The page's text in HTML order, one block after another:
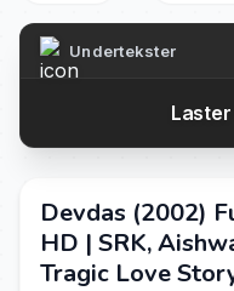
Undertekster
Devdas (2002)
HD | SRK,
Tragic Love